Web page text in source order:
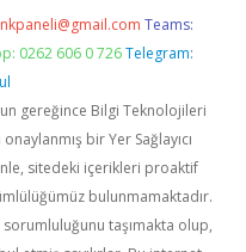
Teams:
0262 606 0 726 Telegram:
gereğince Bilgi Teknolojileri
bir Yer Sağlayıcı
sitedeki içerikleri proaktif
bulunmamaktadır.
taşımakta olup,